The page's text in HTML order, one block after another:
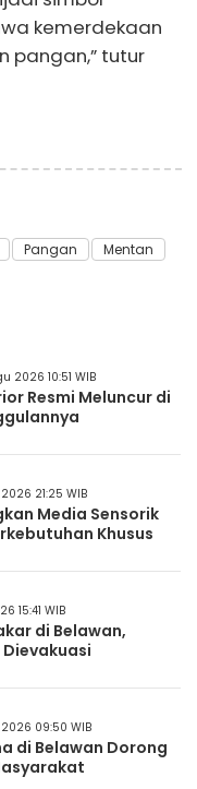
kemerdekaan
pangan,” tutur
Pangan Mentan
2026 10:51 WIB
Resmi Meluncur di
21:25 WIB
Media Sensorik
Khusus
15:41 WIB
di Belawan,
Dievakuasi
09:50 WIB
di Belawan Dorong